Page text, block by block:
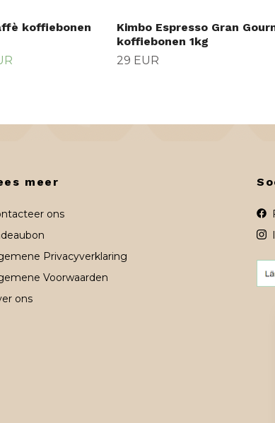
koffiebonen
Kimbo Espresso Gran
koffiebonen 1kg
29 EUR
meer
ons
Privacyverklaring
Voorwaarden
ons